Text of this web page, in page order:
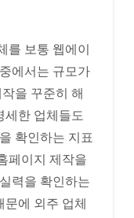
를 보통 웹에이
에서는 규모가
을 꾸준히 해
세한 업체들도
확인하는 지표
페이지 제작을
력을 확인하는
에 외주 업체